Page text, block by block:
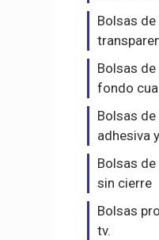
Bolsas
Bolsas
fondo
Bolsas
adhesiva
Bolsas
sin cierre
Bolsas
tv.